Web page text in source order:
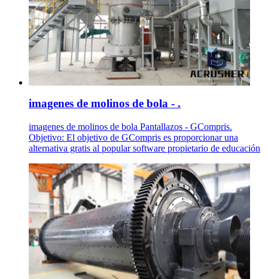
imagenes de molinos de bola - .
imagenes de molinos de bola Pantallazos - GCompris.
Objetivo: El objetivo de GCompris es proporcionar una
alternativa gratis al popular software propietario de educación